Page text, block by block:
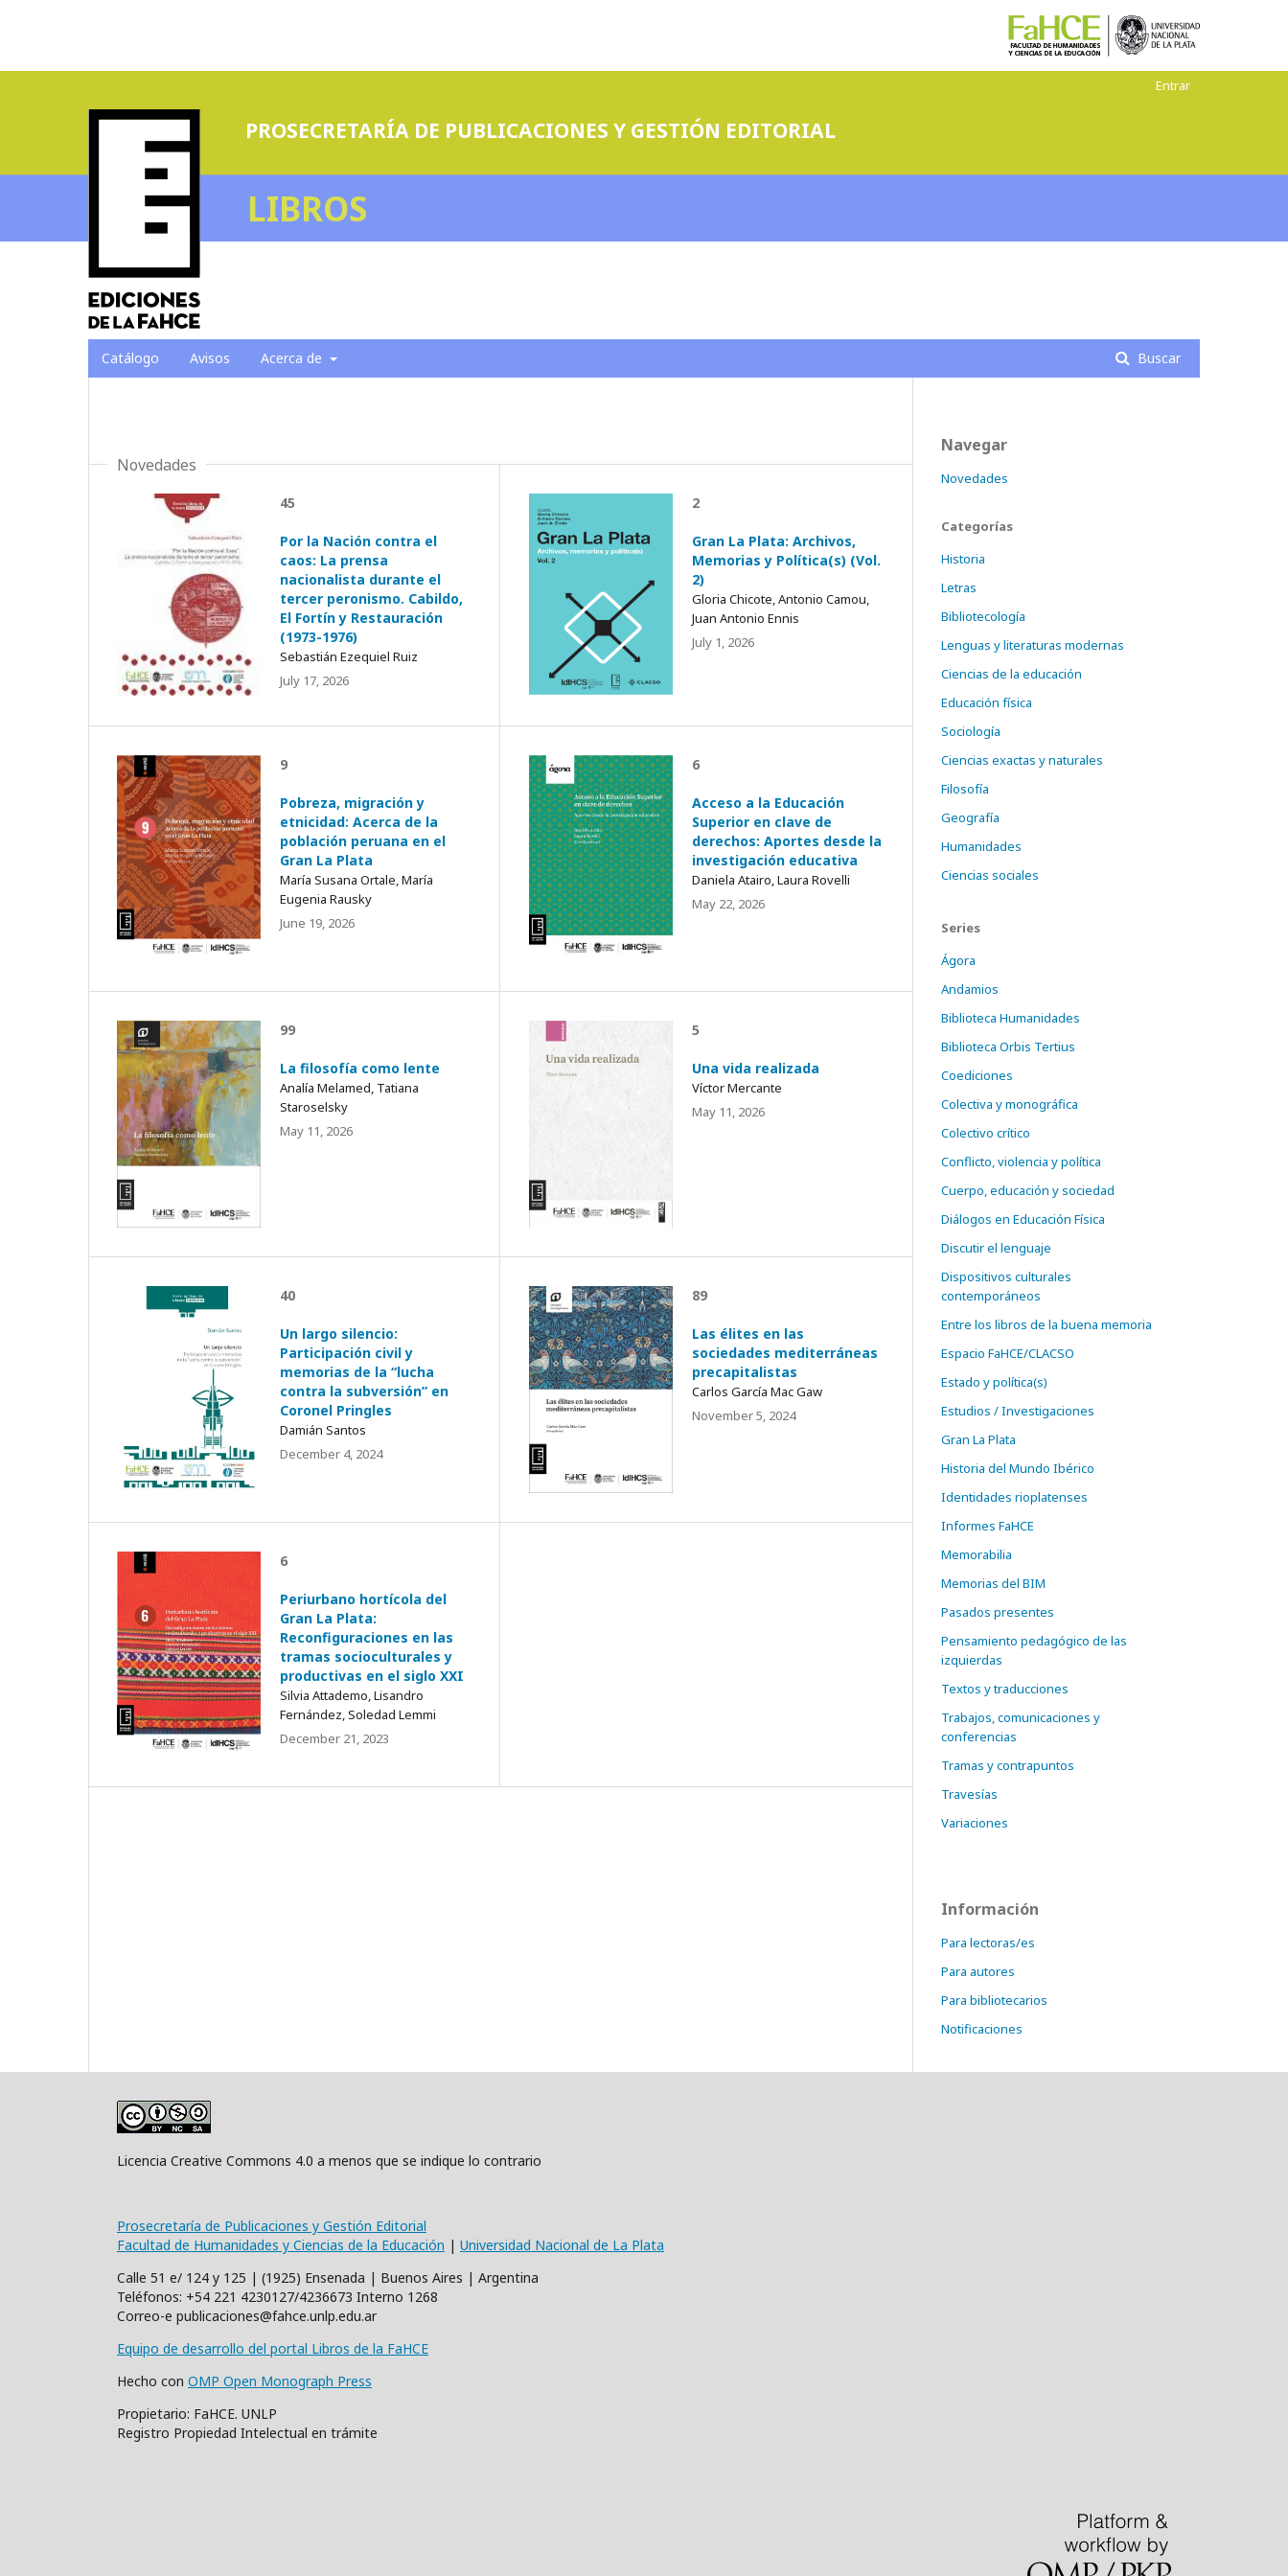
PROSECRETARÍA DE PUBLICACIONES Y GESTIÓN EDITORIAL
LIBROS
Catálogo Avisos Acerca de Buscar
Entrar
Novedades
45
Por la Nación contra el
caos: La prensa
nacionalista durante el
tercer peronismo. Cabildo,
El Fortín y Restauración
(1973-1976)
Sebastián Ezequiel Ruiz
July 17, 2026
2
Gran La Plata: Archivos,
Memorias y Política(s) (Vol.
2)
Gloria Chicote, Antonio Camou,
Juan Antonio Ennis
July 1, 2026
9
Pobreza, migración y
etnicidad: Acerca de la
población peruana en el
Gran La Plata
María Susana Ortale, María
Eugenia Rausky
June 19, 2026
6
Acceso a la Educación
Superior en clave de
derechos: Aportes desde la
investigación educativa
Daniela Atairo, Laura Rovelli
May 22, 2026
99
La filosofía como lente
Analía Melamed, Tatiana
Staroselsky
May 11, 2026
5
Una vida realizada
Víctor Mercante
May 11, 2026
40
Un largo silencio:
Participación civil y
memorias de la “lucha
contra la subversión” en
Coronel Pringles
Damián Santos
December 4, 2024
89
Las élites en las
sociedades mediterráneas
precapitalistas
Carlos García Mac Gaw
November 5, 2024
6
Periurbano hortícola del
Gran La Plata:
Reconfiguraciones en las
tramas socioculturales y
productivas en el siglo XXI
Silvia Attademo, Lisandro
Fernández, Soledad Lemmi
December 21, 2023
Navegar
Novedades
Categorías
Historia
Letras
Bibliotecología
Lenguas y literaturas modernas
Ciencias de la educación
Educación física
Sociología
Ciencias exactas y naturales
Filosofía
Geografía
Humanidades
Ciencias sociales
Series
Ágora
Andamios
Biblioteca Humanidades
Biblioteca Orbis Tertius
Coediciones
Colectiva y monográfica
Colectivo crítico
Conflicto, violencia y política
Cuerpo, educación y sociedad
Diálogos en Educación Física
Discutir el lenguaje
Dispositivos culturales
contemporáneos
Entre los libros de la buena memoria
Espacio FaHCE/CLACSO
Estado y política(s)
Estudios / Investigaciones
Gran La Plata
Historia del Mundo Ibérico
Identidades rioplatenses
Informes FaHCE
Memorabilia
Memorias del BIM
Pasados presentes
Pensamiento pedagógico de las
izquierdas
Textos y traducciones
Trabajos, comunicaciones y
conferencias
Tramas y contrapuntos
Travesías
Variaciones
Información
Para lectoras/es
Para autores
Para bibliotecarios
Notificaciones
Licencia Creative Commons 4.0 a menos que se indique lo contrario
Prosecretaría de Publicaciones y Gestión Editorial
Facultad de Humanidades y Ciencias de la Educación | Universidad Nacional de La Plata
Calle 51 e/ 124 y 125 | (1925) Ensenada | Buenos Aires | Argentina
Teléfonos: +54 221 4230127/4236673 Interno 1268
Correo-e publicaciones@fahce.unlp.edu.ar
Equipo de desarrollo del portal Libros de la FaHCE
Hecho con OMP Open Monograph Press
Propietario: FaHCE. UNLP
Registro Propiedad Intelectual en trámite